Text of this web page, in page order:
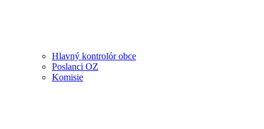
Hlavný kontrolór obce
Poslanci OZ
Komisie